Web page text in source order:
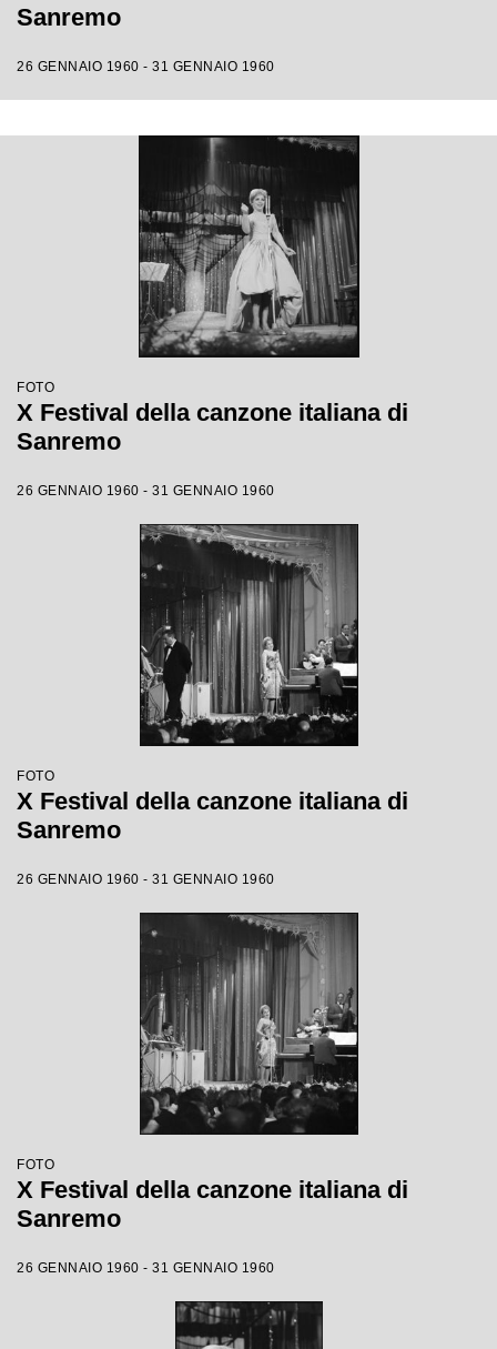
Sanremo
26 GENNAIO 1960 - 31 GENNAIO 1960
FOTO
X Festival della canzone italiana di
Sanremo
26 GENNAIO 1960 - 31 GENNAIO 1960
FOTO
X Festival della canzone italiana di
Sanremo
26 GENNAIO 1960 - 31 GENNAIO 1960
FOTO
X Festival della canzone italiana di
Sanremo
26 GENNAIO 1960 - 31 GENNAIO 1960